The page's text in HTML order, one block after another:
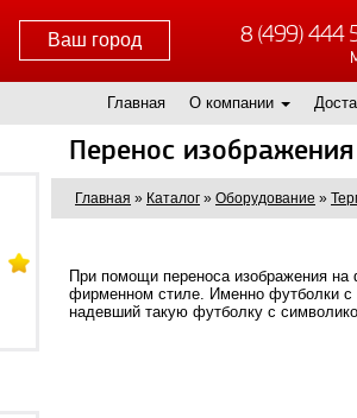
Ваш город 8 (499) 444
Главная О компании
Перенос
Главная » Каталог » Оборудование »
При помощи переноса изображения на
фирменном стиле. Именно футболки с
надевший такую футболку с